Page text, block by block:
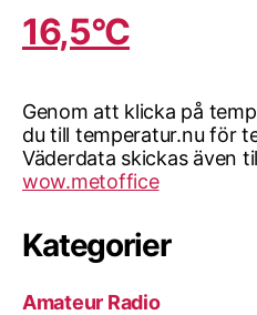
16,5°C
Genom att klicka på
du till temperatur.nu för
Väderdata skickas även
wow.metoffice
Kategorier
Amateur Radio